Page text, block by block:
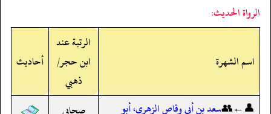
الرواة الحديث:
اسم الشهرة
الرتبة عند
ابن حجر/
ذهبي
أحاديث
👤←👥سعد بن أبي وقاص الزهري، أبو